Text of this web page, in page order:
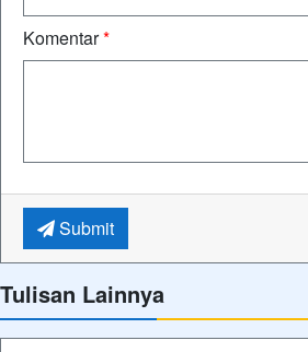
Komentar*
Submit
Tulisan Lainnya